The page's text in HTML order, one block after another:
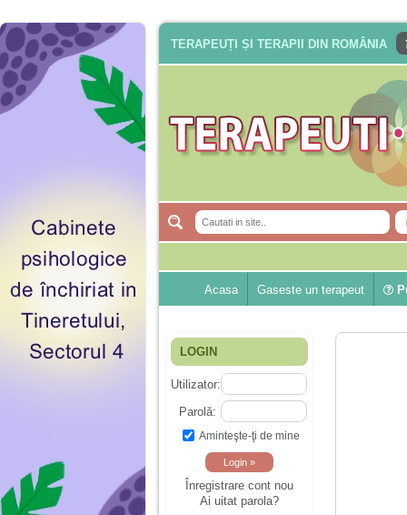
TERAPEUȚI ȘI TERAPII DIN ROMÂNIA
Acasa Gaseste un terapeut
LOGIN
Utilizator:
Parolă:
Aminteşte-ţi de mine
Înregistrare cont nou
Ai uitat parola?